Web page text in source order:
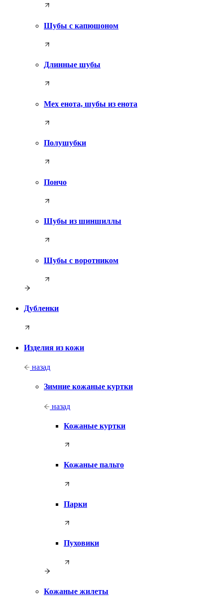
Шубы с капюшоном
Длинные шубы
Мех енота, шубы из енота
Полушубки
Пончо
Шубы из шиншиллы
Шубы с воротником
Дубленки
Изделия из кожи
назад
Зимние кожаные куртки
назад
Кожаные куртки
Кожаные пальто
Парки
Пуховики
Кожаные жилеты